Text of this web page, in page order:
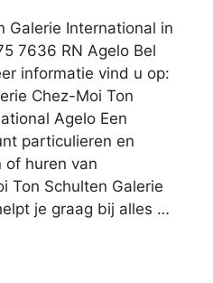
Galerie International in
7636 RN Agelo Bel
informatie vind u op:
Chez-Moi Ton
Agelo Een
particulieren en
of huren van
Ton Schulten Galerie
je graag bij alles …